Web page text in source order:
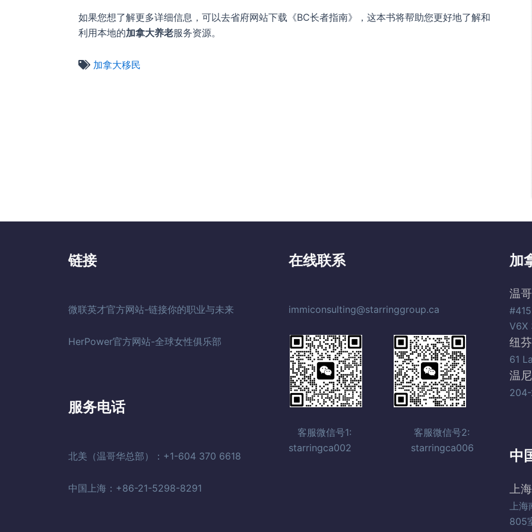
如果您想了解更多详细信息，可以去省府网站下载《BC长者指南》，这本书将帮助您更好地了解和
利用本地的加拿大养老服务资源。
加拿大移民
链接
微联英才官方网站-链接你的职业与未来
HerPower官方网站-全球女性俱乐部
服务电话
北美（温哥华总部）：+1-604 370 6618
中国上海：+86-21-5298-8291
在线联系
immiconsulting@starringgroup.ca
客服微信号1: 客服微信号2:
starringca002 starringca006
加
温
V6X
纽
61
温
中
上海
上海
805